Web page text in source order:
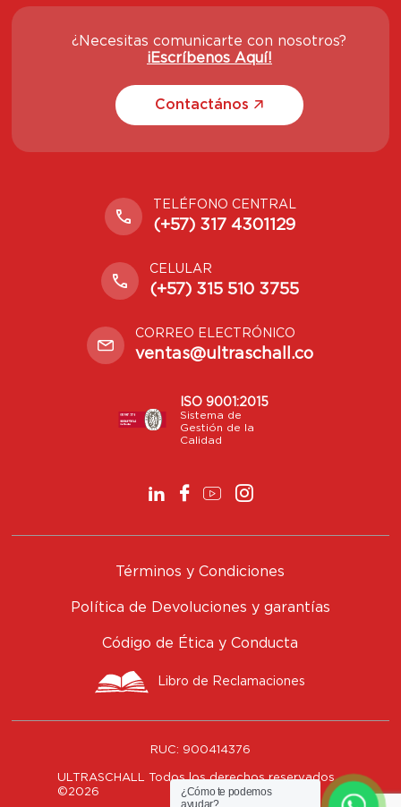
¿Necesitas comunicarte con nosotros?
¡Escríbenos Aquí!
Contactános
TELÉFONO CENTRAL
(+57) 317 4301129
CELULAR
(+57) 315 510 3755
CORREO ELECTRÓNICO
ventas@ultraschall.co
ISO 9001:2015
Sistema de
Gestión de la
Calidad
Términos y Condiciones
Política de Devoluciones y garantías
Código de Ética y Conducta
Libro de Reclamaciones
RUC: 900414376
ULTRASCHALL Todos los derechos reservados
©2026
¿Cómo te podemos
ayudar?